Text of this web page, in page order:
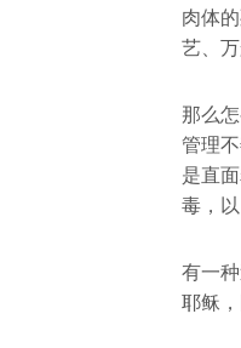
肉体
艺、
那么
管理
是直
毒，
有一
耶稣